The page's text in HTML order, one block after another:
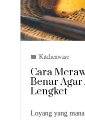
Kitchenware
Cara
Benar
Lengket
Loyang yang